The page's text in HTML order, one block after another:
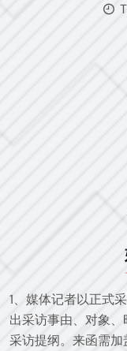
1、媒体记者以正式
出采访事由、对象
采访提纲。来函需